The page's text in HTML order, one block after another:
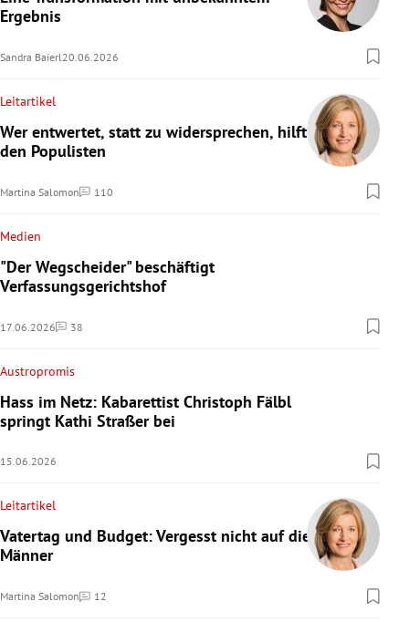
Ergebnis
Sandra Baierl 20.06.2026
Leitartikel
Wer entwertet, statt zu widersprechen, hilft
den Populisten
Martina Salomon 110
Kommentare
Medien
"Der Wegscheider" beschäftigt
Verfassungsgerichtshof
17.06.2026 38
Kommentare
Austropromis
Hass im Netz: Kabarettist Christoph Fälbl
springt Kathi Straßer bei
15.06.2026
Leitartikel
Vatertag und Budget: Vergesst nicht auf die
Männer
Martina Salomon 12
Kommentare